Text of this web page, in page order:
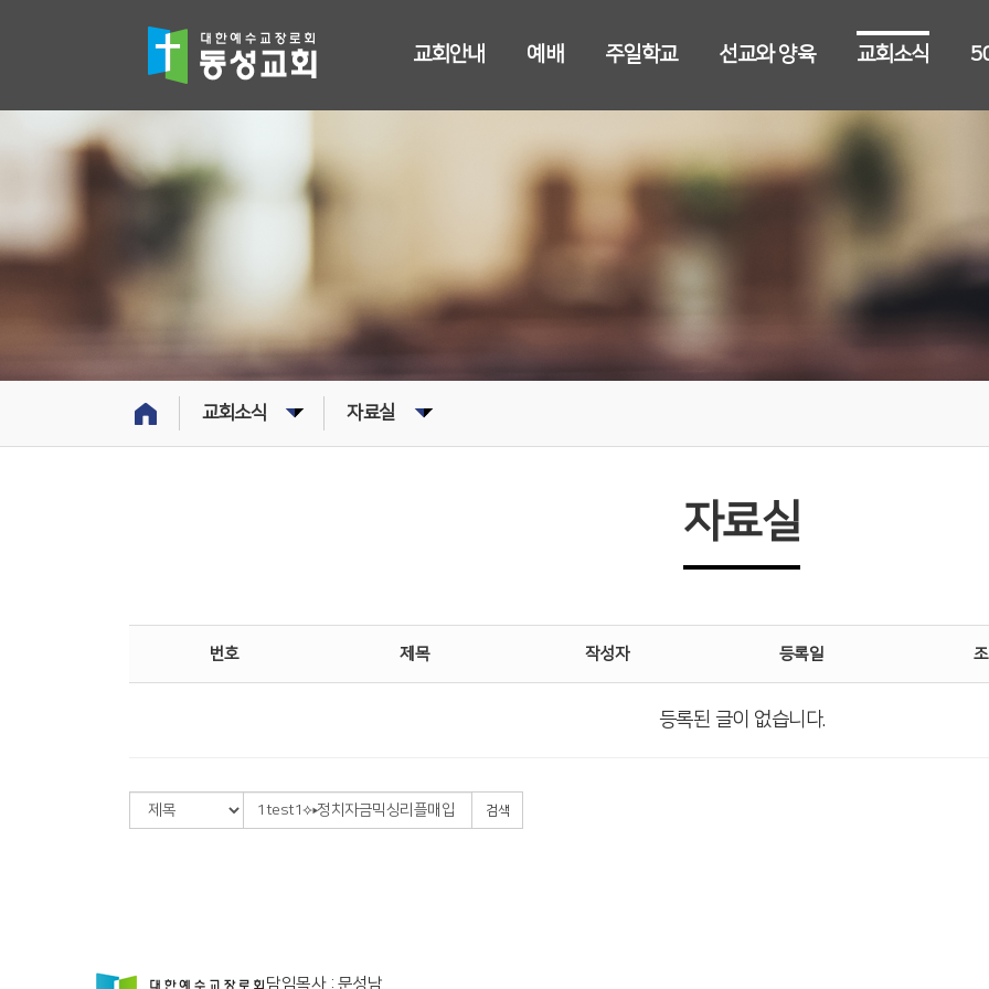
교회안내 예배 주일학교 선교와 양육 교회소식
교회소식 자료실
자료실
번호 제목 작성자 등록일
등록된 글이 없습니다.
검색
담임목사 : 문성남